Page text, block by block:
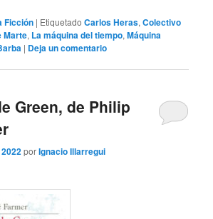
Ficción | Etiquetado Carlos Heras,Colectivo
Marte, La máquina del tiempo,Máquina
| Deja un comentario
Green, de Philip
porIgnacio Illarregui